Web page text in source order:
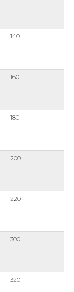
140
160
180
200
220
300
320